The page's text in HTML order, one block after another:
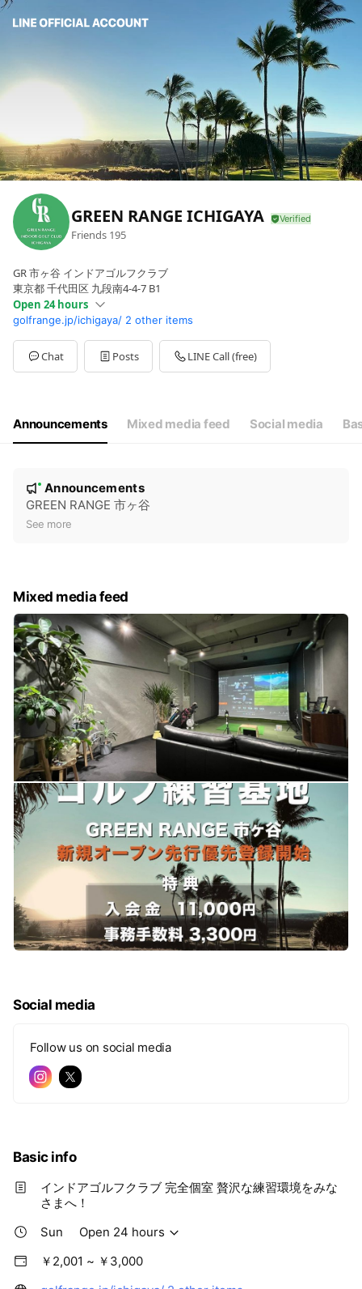
GREEN RANGE ICHIGAYA
Friends 195
GR 市ヶ谷 インドアゴルフクラブ
東京都 千代田区 九段南4-4-7 B1
Open 24 hours
SunOpen 24 hours
MonOpen 24 hours
TueOpen 24 hours
WedOpen 24 hours
golfrange.jp/ichigaya/ 2 other items
Chat Posts LINE Call (free)
Announcements Mixed media feed Social media
e
New
Announcements
GREEN RANGE 市ヶ谷
See more
Mixed media feed
Social media
Follow us on social media
Basic info
インドアゴルフクラブ 完全個室 贅沢な練習環境をみな
さまへ！
Sun
Open 24 hours
￥2,001 ~ ￥3,000